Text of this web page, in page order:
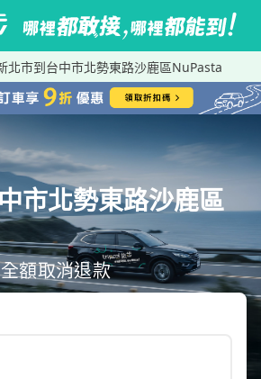
北市到台中市北勢東路沙鹿區NuPasta
市北勢東路沙鹿區
額取消退款